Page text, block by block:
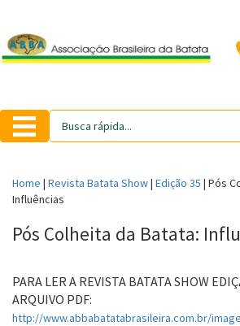
Home | Revista Batata Show| Edição 35 | Pós
Influências
Pós Colheita da Batata:
PARA LER A REVISTA BATATA SHOW
ARQUIVO PDF:
http://www.abbabatatabrasileira.com.br/